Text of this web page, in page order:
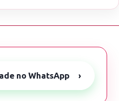
no WhatsApp ›